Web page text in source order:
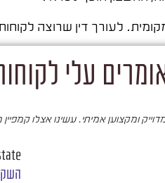
לעורך דין שרוצה לקוחות
עלי
ומקצוען אמיתי. עשינו אצלו